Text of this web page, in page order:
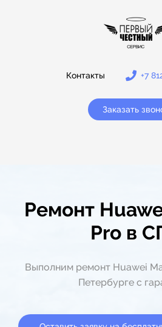
Контакты +7
Заказать
Ремонт
Pro в
Выполним ремонт Huawei
Петербурге с